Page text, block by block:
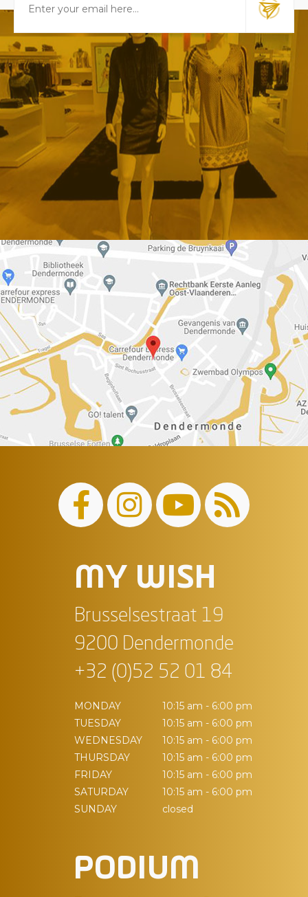
MY WISH
Brusselsestraat 19
9200 Dendermonde
+32 (0)52 52 01 84
MONDAY
10:15 am - 6:00 pm
TUESDAY
10:15 am - 6:00 pm
WEDNESDAY
10:15 am - 6:00 pm
THURSDAY
10:15 am - 6:00 pm
FRIDAY
10:15 am - 6:00 pm
SATURDAY
10:15 am - 6:00 pm
SUNDAY
closed
PODIUM